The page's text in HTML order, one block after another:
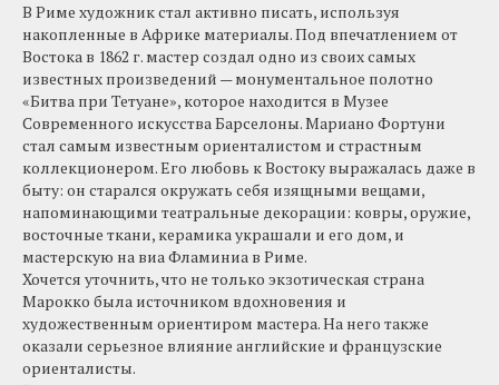
В Риме художник стал активно писать, используя
накопленные в Африке материалы. Под впечатлением от
Востока в 1862 г. мастер создал одно из своих самых
известных произведений — монументальное полотно
«Битва при Тетуане», которое находится в Музее
Современного искусства Барселоны. Мариано Фортуни
стал самым известным ориенталистом и страстным
коллекционером. Его любовь к Востоку выражалась даже в
быту: он старался окружать себя изящными вещами,
напоминающими театральные декорации: ковры, оружие,
восточные ткани, керамика украшали и его дом, и
мастерскую на виа Фламиниа в Риме.
Хочется уточнить, что не только экзотическая страна
Марокко была источником вдохновения и
художественным ориентиром мастера. На него также
оказали серьезное влияние английские и французские
ориенталисты.